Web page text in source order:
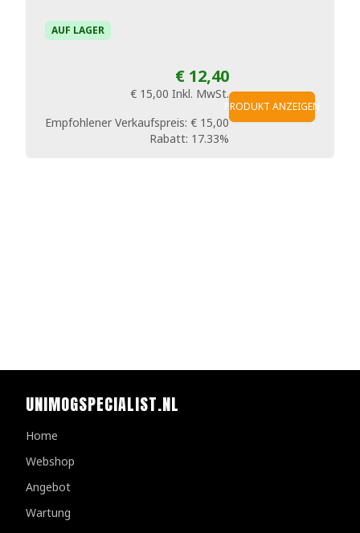
AUF LAGER
€ 12,40
€ 15,00 Inkl. MwSt.
Empfohlener Verkaufspreis: € 15,00
Rabatt: 17.33%
PRODUKT ANZEIGEN
UNIMOGSPECIALIST.NL
Home
Webshop
Angebot
Wartung